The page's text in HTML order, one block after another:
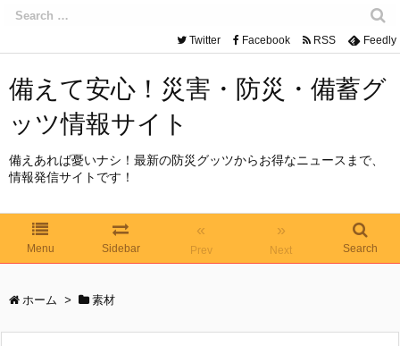
備えて安心！災害・防災・備蓄グ
ッツ情報サイト
備えあれば憂いナシ！最新の防災グッツからお得なニュースまで、
情報発信サイトです！
Menu Sidebar
«
Prev
»
Next Search
Twitter Facebook RSS Feedly
ホーム > 素材